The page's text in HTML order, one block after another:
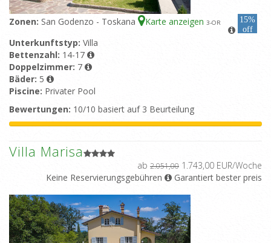
Zonen: San Godenzo - Toskana Karte anzeigen 3-OR
15%
off
Unterkunftstyp: Villa
Bettenzahl: 14-17
Doppelzimmer: 7
Bäder: 5
Piscine: Privater Pool
Bewertungen: 10/10 basiert auf 3 Beurteilung
Villa Marisa
ab 2.051,00 1.743,00 EUR/Woche
Keine Reservierungsgebühren
Garantiert bester preis